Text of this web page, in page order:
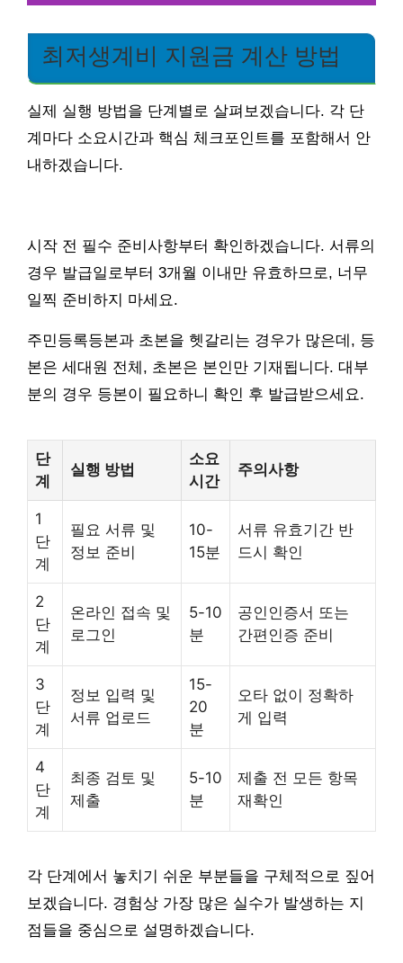
최저생계비 지원금 계산 방법
실제 실행 방법을 단계별로 살펴보겠습니다. 각 단
계마다 소요시간과 핵심 체크포인트를 포함해서 안
내하겠습니다.
시작 전 필수 준비사항부터 확인하겠습니다. 서류의
경우 발급일로부터 3개월 이내만 유효하므로, 너무
일찍 준비하지 마세요.
주민등록등본과 초본을 헷갈리는 경우가 많은데, 등
본은 세대원 전체, 초본은 본인만 기재됩니다. 대부
분의 경우 등본이 필요하니 확인 후 발급받으세요.
단
계
실행 방법
소요
시간
주의사항
1
단
계
필요 서류 및
정보 준비
10-
15분
서류 유효기간 반
드시 확인
2
단
계
온라인 접속 및
로그인
5-10
분
공인인증서 또는
간편인증 준비
3
단
계
정보 입력 및
서류 업로드
15-
20
분
오타 없이 정확하
게 입력
4
단
계
최종 검토 및
제출
5-10
분
제출 전 모든 항목
재확인
각 단계에서 놓치기 쉬운 부분들을 구체적으로 짚어
보겠습니다. 경험상 가장 많은 실수가 발생하는 지
점들을 중심으로 설명하겠습니다.